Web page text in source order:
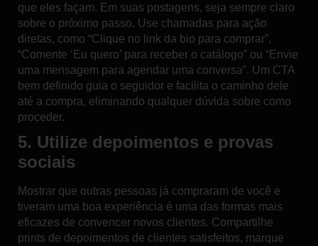
que eles façam. Em suas postagens, seja sempre claro
sobre o próximo passo. Use chamadas para ação
diretas, como “Clique no link da bio para comprar”,
“Comente ‘Eu quero’ para receber o catálogo” ou “Envie
uma mensagem para agendar uma conversa”. Um CTA
bem definido guia o seguidor e facilita o caminho dele
até a compra, eliminando qualquer dúvida sobre como
proceder.
5. Utilize depoimentos e provas
sociais
Mostrar que outras pessoas já compraram de você e
tiveram uma boa experiência é uma das formas mais
eficazes de convencer novos clientes. Compartilhe
prints de depoimentos de clientes satisfeitos, marque